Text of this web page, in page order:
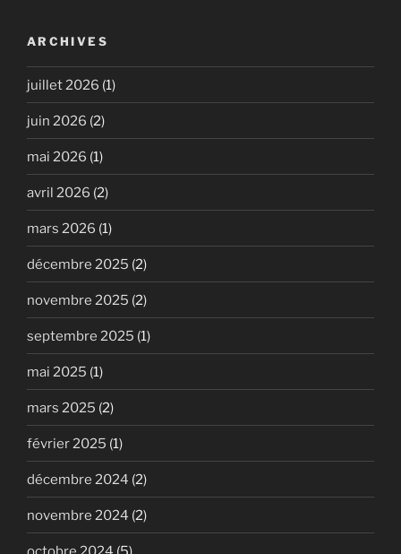
ARCHIVES
juillet 2026 (1)
juin 2026 (2)
mai 2026 (1)
avril 2026 (2)
mars 2026 (1)
décembre 2025 (2)
novembre 2025 (2)
septembre 2025 (1)
mai 2025 (1)
mars 2025 (2)
février 2025 (1)
décembre 2024 (2)
novembre 2024 (2)